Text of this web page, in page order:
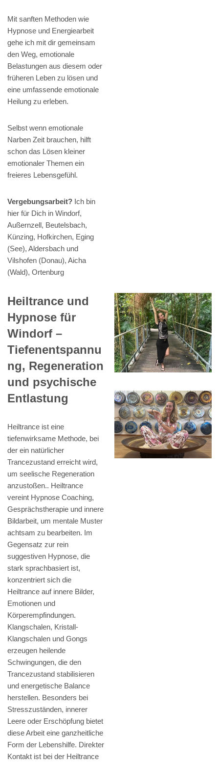
Mit sanften Methoden wie
Hypnose und Energiearbeit
gehe ich mit dir gemeinsam
den Weg, emotionale
Belastungen aus diesem oder
früheren Leben zu lösen und
eine umfassende emotionale
Heilung zu erleben.
Selbst wenn emotionale
Narben Zeit brauchen, hilft
schon das Lösen kleiner
emotionaler Themen ein
freieres Lebensgefühl.
Vergebungsarbeit? Ich bin
hier für Dich in Windorf,
Außernzell, Beutelsbach,
Künzing, Hofkirchen, Eging
(See), Aldersbach und
Vilshofen (Donau), Aicha
(Wald), Ortenburg
Heiltrance und
Hypnose für
Windorf –
Tiefenentspannu
ng, Regeneration
und psychische
Entlastung
Heiltrance ist eine
tiefenwirksame Methode, bei
der ein natürlicher
Trancezustand erreicht wird,
um seelische Regeneration
anzustoßen.. Heiltrance
vereint Hypnose Coaching,
Gesprächstherapie und innere
Bildarbeit, um mentale Muster
achtsam zu bearbeiten. Im
Gegensatz zur rein
suggestiven Hypnose, die
stark sprachbasiert ist,
konzentriert sich die
Heiltrance auf innere Bilder,
Emotionen und
Körperempfindungen.
Klangschalen, Kristall-
Klangschalen und Gongs
erzeugen heilende
Schwingungen, die den
Trancezustand stabilisieren
und energetische Balance
herstellen. Besonders bei
Stresszuständen, innerer
Leere oder Erschöpfung bietet
diese Arbeit eine ganzheitliche
Form der Lebenshilfe. Direkter
Kontakt ist bei der Heiltrance